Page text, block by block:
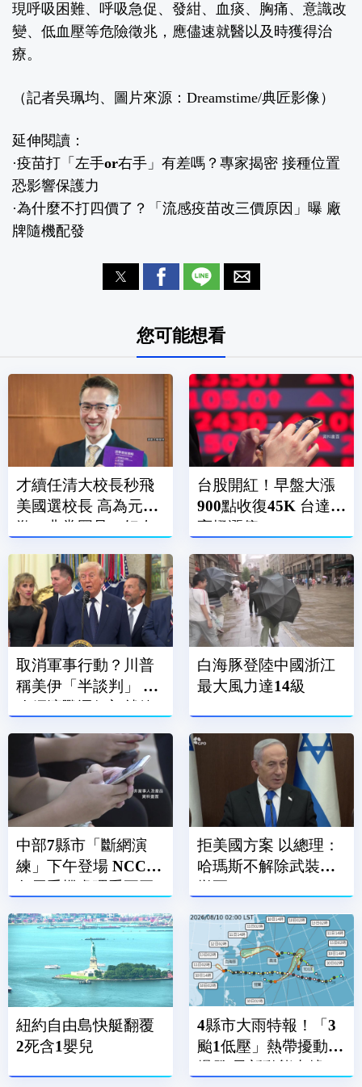
現呼吸困難、呼吸急促、發紺、血痰、胸痛、意識改
變、低血壓等危險徵兆，應儘速就醫以及時獲得治
療。
（記者吳珮均、圖片來源：Dreamstime/典匠影像）
延伸閱讀：
·疫苗打「左手or右手」有差嗎？專家揭密 接種位置
恐影響保護力
·為什麼不打四價了？「流感疫苗改三價原因」曝 廠
牌隨機配發
您可能想看
才續任清大校長秒飛
美國選校長 高為元道
歉：非常罕見、好奇
台股開紅！早盤大漲
900點收復45K 台達電
亮燈漲停
取消軍事行動？川普
稱美伊「半談判」 擬
改經濟戰逼伊朗就範
白海豚登陸中國浙江
最大風力達14級
中部7縣市「斷網演
練」下午登場 NCC：
勿用手機處理重要工
拒美國方案 以總理：
哈瑪斯不解除武裝不
撤軍
紐約自由島快艇翻覆
2死含1嬰兒
4縣市大雨特報！「3
颱1低壓」熱帶擾動大
爆發 最新動態出爐